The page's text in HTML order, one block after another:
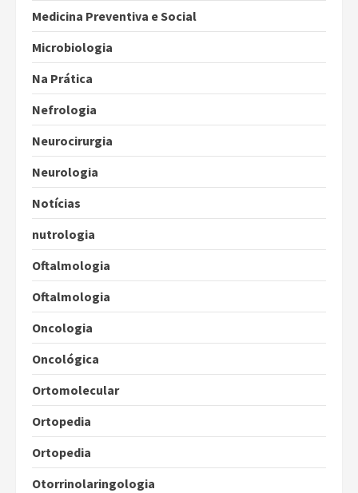
Medicina Preventiva e Social
Microbiologia
Na Prática
Nefrologia
Neurocirurgia
Neurologia
Notícias
nutrologia
Oftalmologia
Oftalmologia
Oncologia
Oncológica
Ortomolecular
Ortopedia
Ortopedia
Otorrinolaringologia